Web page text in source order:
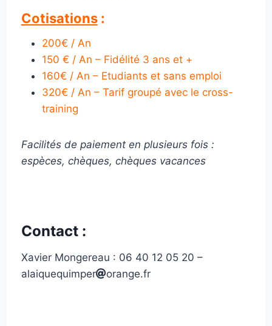
Cotisations:
200€ / An
150 € / An – Fidélité 3 ans et +
160€ / An – Etudiants et sans emploi
320€ / An – Tarif groupé avec le cross-
training
Facilités de paiement en plusieurs fois :
espèces, chèques, chèques vacances
Contact :
Xavier Mongereau : 06 40 12 05 20 –
alaiquequimper
orange.fr